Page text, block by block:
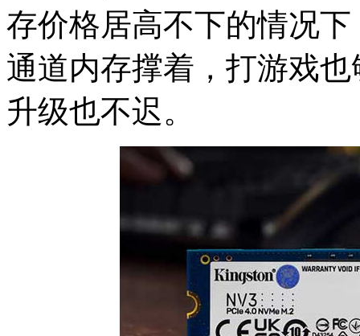
存价格居高不下的情况
通道内存撑着，打游戏
升级也不迟。